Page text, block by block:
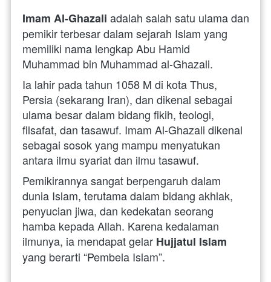
Imam Al-Ghazali adalah salah satu ulama dan
pemikir terbesar dalam sejarah Islam yang
memiliki nama lengkap Abu Hamid
Muhammad bin Muhammad al-Ghazali.
Ia lahir pada tahun 1058 M di kota Thus,
Persia (sekarang Iran), dan dikenal sebagai
ulama besar dalam bidang fikih, teologi,
filsafat, dan tasawuf. Imam Al-Ghazali dikenal
sebagai sosok yang mampu menyatukan
antara ilmu syariat dan ilmu tasawuf.
Pemikirannya sangat berpengaruh dalam
dunia Islam, terutama dalam bidang akhlak,
penyucian jiwa, dan kedekatan seorang
hamba kepada Allah. Karena kedalaman
ilmunya, ia mendapat gelar Hujjatul Islam
yang berarti “Pembela Islam”.